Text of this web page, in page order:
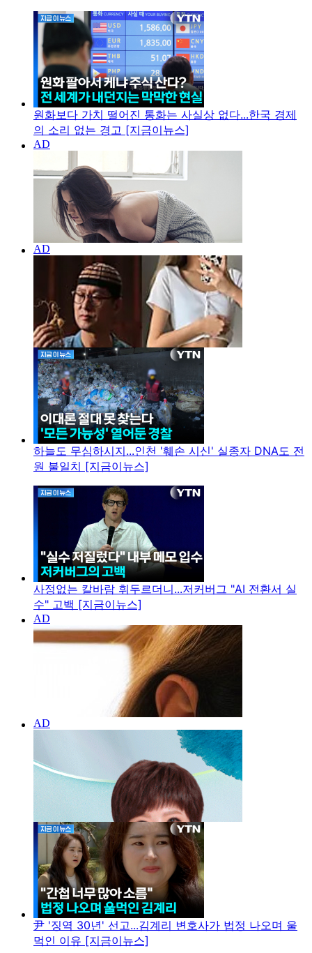
원화보다 가치 떨어진 통화는 사실상 없다...한국 경제
의 소리 없는 경고 [지금이뉴스]
하늘도 무심하시지...인천 '훼손 시신' 실종자 DNA도 전
원 불일치 [지금이뉴스]
사정없는 칼바람 휘두르더니...저커버그 "AI 전환서 실
수" 고백 [지금이뉴스]
尹 '징역 30년' 선고...김계리 변호사가 법정 나오며 울
먹인 이유 [지금이뉴스]